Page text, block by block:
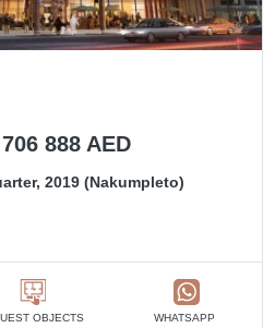
888 AED
2019 (Nakumpleto)
OBJECTS WHATSAPP